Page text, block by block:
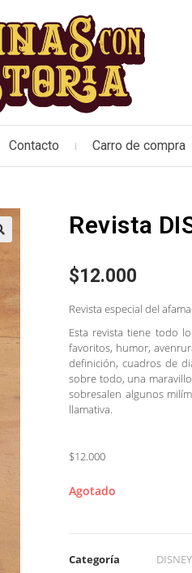
Contacto Carro de compra
Revista
$12.000
Revista especial del
Esta revista tiene todo
favoritos, humor,
definición, cuadros de
sobre todo, una
sobresalen algunos
llamativa.
$12.000
Agotado
Categoría DISNEY